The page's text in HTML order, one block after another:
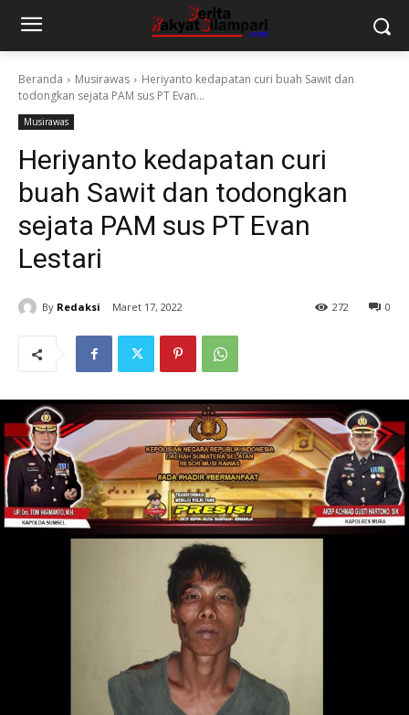
Beranda Musirawas
Heriyanto kedapatan curi buah Sawit dan
todongkan sejata PAM sus PT Evan...
Musirawas
Heriyanto kedapatan curi
buah Sawit dan todongkan
sejata PAM sus PT Evan
Lestari
By Redaksi Maret 17, 2022 0
272